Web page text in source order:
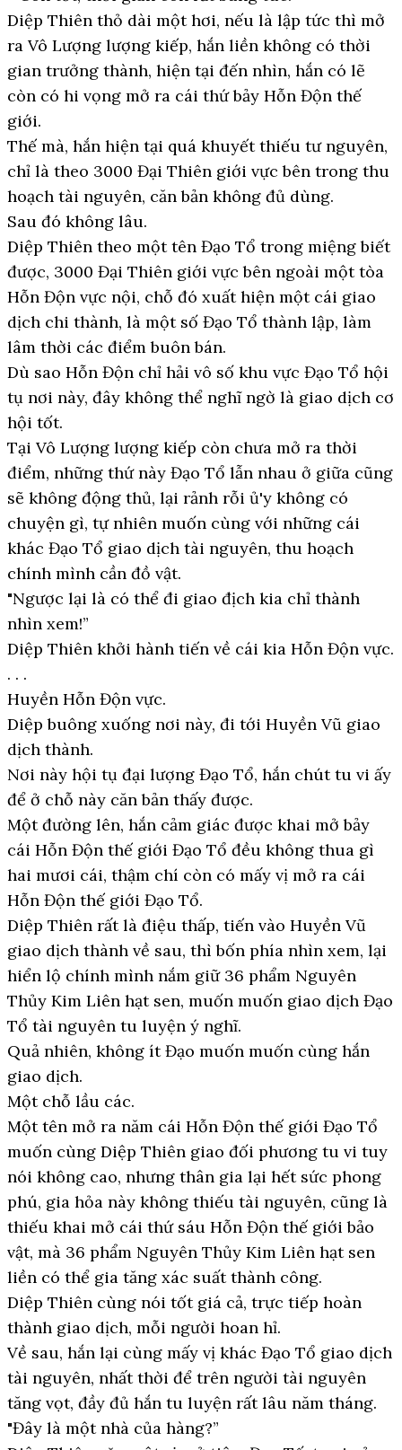
Diệp Thiên thỏ dài một hơi, nếu là lập tức thì mở
ra Vô Lượng lượng kiếp, hắn liền không có thời
gian trưởng thành, hiện tại đến nhìn, hắn có lẽ
còn có hi vọng mở ra cái thứ bảy Hỗn Độn thế
giới.
Thế mà, hắn hiện tại quá khuyết thiếu tư nguyên,
chỉ là theo 3000 Đại Thiên giới vực bên trong thu
hoạch tài nguyên, căn bản không đủ dùng.
Sau đó không lâu.
Diệp Thiên theo một tên Đạo Tổ trong miệng biết
được, 3000 Đại Thiên giới vực bên ngoài một tòa
Hỗn Độn vực nội, chỗ đó xuất hiện một cái giao
dịch chi thành, là một số Đạo Tổ thành lập, làm
lâm thời các điểm buôn bán.
Dù sao Hỗn Độn chỉ hải vô số khu vực Đạo Tổ hội
tụ nơi này, đây không thể nghĩ ngờ là giao dịch cơ
hội tốt.
Tại Vô Lượng lượng kiếp còn chưa mở ra thời
điểm, những thứ này Đạo Tổ lẫn nhau ở giữa cũng
sẽ không động thủ, lại rảnh rỗi ủ'y không có
chuyện gì, tự nhiên muốn cùng với những cái
khác Đạo Tổ giao dịch tài nguyên, thu hoạch
chính mình cần đồ vật.
"Ngược lại là có thể đi giao địch kia chỉ thành
nhìn xem!”
Diệp Thiên khởi hành tiến về cái kia Hỗn Độn vực.
. . .
Huyền Hỗn Độn vực.
Diệp buông xuống nơi này, đi tới Huyền Vũ giao
dịch thành.
Nơi này hội tụ đại lượng Đạo Tổ, hắn chút tu vi ấy
để ở chỗ này căn bản thấy được.
Một đường lên, hắn cảm giác được khai mở bảy
cái Hỗn Độn thế giới Đạo Tổ đều không thua gì
hai mươi cái, thậm chí còn có mấy vị mở ra cái
Hỗn Độn thế giới Đạo Tổ.
Diệp Thiên rất là điệu thấp, tiến vào Huyền Vũ
giao dịch thành về sau, thì bốn phía nhìn xem, lại
hiển lộ chính mình nắm giữ 36 phẩm Nguyên
Thủy Kim Liên hạt sen, muốn muốn giao dịch Đạo
Tổ tài nguyên tu luyện ý nghĩ.
Quả nhiên, không ít Đạo muốn muốn cùng hắn
giao dịch.
Một chỗ lầu các.
Một tên mở ra năm cái Hỗn Độn thế giới Đạo Tổ
muốn cùng Diệp Thiên giao đối phương tu vi tuy
nói không cao, nhưng thân gia lại hết sức phong
phú, gia hỏa này không thiếu tài nguyên, cũng là
thiếu khai mở cái thứ sáu Hỗn Độn thế giới bảo
vật, mà 36 phẩm Nguyên Thủy Kim Liên hạt sen
liền có thể gia tăng xác suất thành công.
Diệp Thiên cùng nói tốt giá cả, trực tiếp hoàn
thành giao dịch, mỗi người hoan hỉ.
Về sau, hắn lại cùng mấy vị khác Đạo Tổ giao dịch
tài nguyên, nhất thời để trên người tài nguyên
tăng vọt, đầy đủ hắn tu luyện rất lâu năm tháng.
"Đây là một nhà của hàng?”